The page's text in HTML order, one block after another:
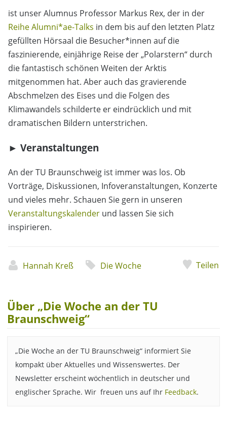
ist unser Alumnus Professor Markus Rex, der in der
Reihe Alumni*ae-Talks in dem bis auf den letzten Platz
gefüllten Hörsaal die Besucher*innen auf die
faszinierende, einjährige Reise der „Polarstern“ durch
die fantastisch schönen Weiten der Arktis
mitgenommen hat. Aber auch das gravierende
Abschmelzen des Eises und die Folgen des
Klimawandels schilderte er eindrücklich und mit
dramatischen Bildern unterstrichen.
► Veranstaltungen
An der TU Braunschweig ist immer was los. Ob
Vorträge, Diskussionen, Infoveranstaltungen, Konzerte
und vieles mehr. Schauen Sie gern in unseren
Veranstaltungskalender und lassen Sie sich
inspirieren.
Hannah Kreß Die Woche Teilen
Über „Die Woche an der TU
Braunschweig“
„Die Woche an der TU Braunschweig“ informiert Sie
kompakt über Aktuelles und Wissenswertes. Der
Newsletter erscheint wöchentlich in deutscher und
englischer Sprache. Wir freuen uns auf Ihr Feedback.